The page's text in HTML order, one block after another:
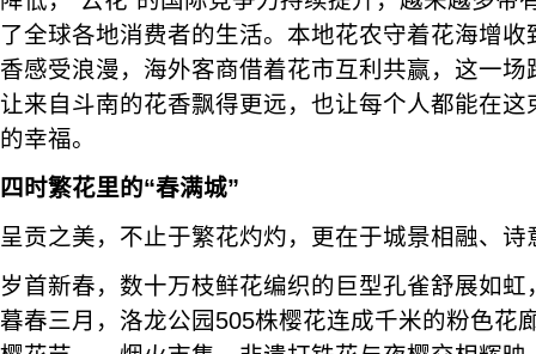
了全球各地消费者的生活。本地花农守着花海增
香感受浪漫，海外客商借着花市互利共赢，这一场
让来自斗南的花香飘得更远，也让每个人都能在
的幸福。
四时繁花里的“春满城”
呈贡之美，不止于繁花灼灼，更在于城景相融、诗
岁首新春，数十万枝鲜花编织的巨型孔雀舒展如
暮春三月，洛龙公园505株樱花连成千米的粉色花